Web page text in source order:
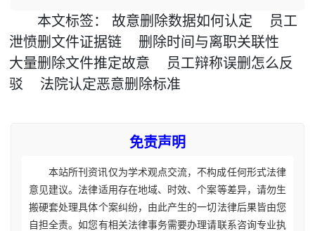
本文标签： 故意删除数据如何认定
员工
泄愤删文件证据链
删除时间与离职关联性
大量删除文件推定故意
员工辩称误删怎么反
驳
法院认定恶意删除标准
免责声明
本站所刊资讯仅为学术观点交流，不构成任何形式法律
意见建议。法律适用存在地域、时效、个案等差异，请勿生
搬硬套处理具体个案纠纷，由此产生的一切法律后果皆由您
自担全责。如您有相关法律事务需要办理请联系咨询专业执